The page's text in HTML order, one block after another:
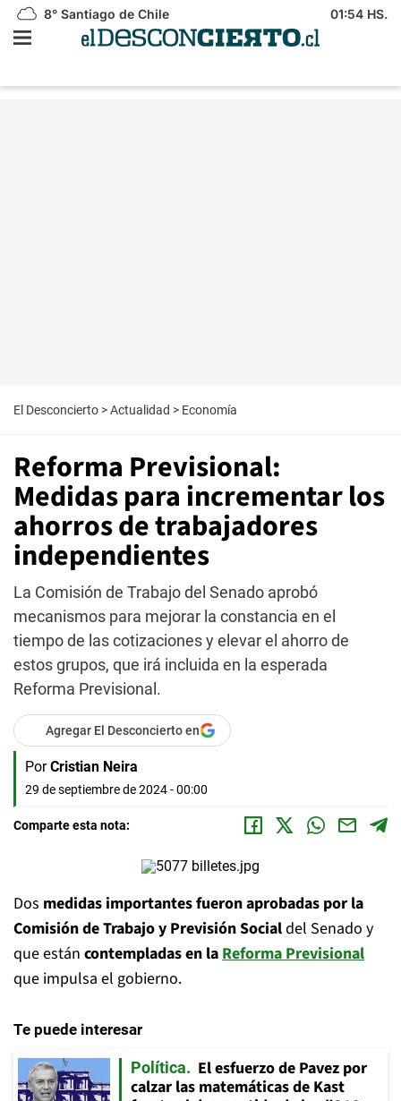
8° Santiago de Chile 01:54 HS.
El Desconcierto >Actualidad > Economía
Reforma Previsional:
Medidas para incrementar los
ahorros de trabajadores
independientes
La Comisión de Trabajo del Senado aprobó
mecanismos para mejorar la constancia en el
tiempo de las cotizaciones y elevar el ahorro de
estos grupos, que irá incluida en la esperada
Reforma Previsional.
Agregar El Desconcierto en
Por Cristian Neira
29 de septiembre de 2024 - 00:00
Comparte esta nota:
Dos medidas importantes fueron aprobadas por la
Comisión de Trabajo y Previsión Socialdel Senado y
que están contempladas en laReforma Previsional
que impulsa el gobierno.
Te puede interesar
Política
El esfuerzo de Pavez por
calzar las matemáticas de Kast